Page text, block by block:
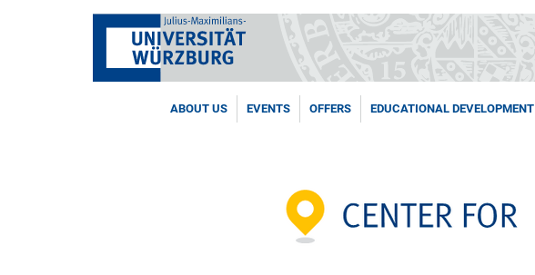
ABOUT US EVENTS OFFERS EDUCATIONAL DEVELOPMENT